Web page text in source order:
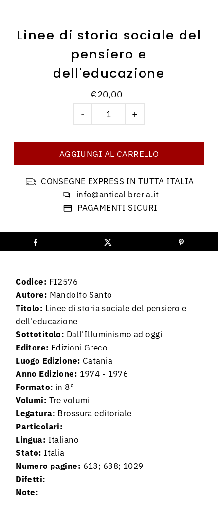
Linee di storia sociale del
pensiero e
dell'educazione
€20,00
- +
CONSEGNE EXPRESS IN TUTTA ITALIA
info@anticalibreria.it
PAGAMENTI SICURI
Codice: FI2576
Autore: Mandolfo Santo
Titolo: Linee di storia sociale del pensiero e
dell'educazione
Sottotitolo: Dall'Illuminismo ad oggi
Editore: Edizioni Greco
Luogo Edizione: Catania
Anno Edizione: 1974 - 1976
Formato: in 8°
Volumi: Tre volumi
Legatura: Brossura editoriale
Particolari:
Lingua: Italiano
Stato: Italia
Numero pagine: 613; 638; 1029
Difetti:
Note: